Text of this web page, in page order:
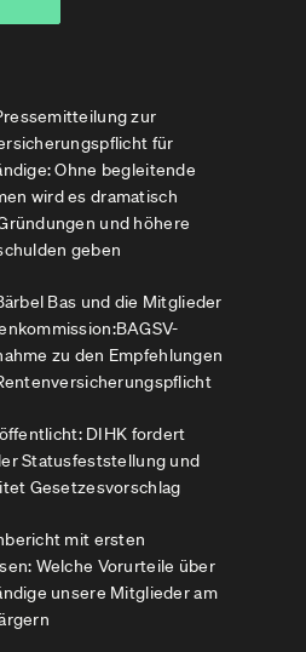
zur
für
Ohne begleitende
wird es dramatisch
und höhere
geben
Bas und die Mitglieder
zu den Empfehlungen
DIHK fordert
Statusfeststellung und
Gesetzesvorschlag
mit ersten
Welche Vorurteile über
unsere Mitglieder am